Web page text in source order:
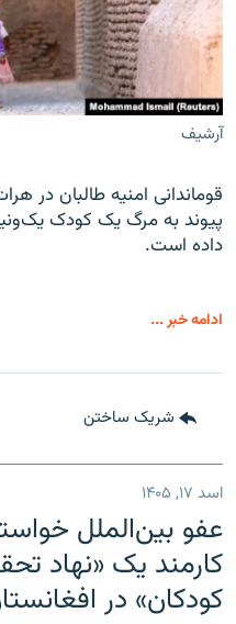
آرشیف
قوماندانی امنیه طالبان در
پیوند به مرگ یک کودک
داده است.
ادامه خبر ...
شریک ساختن
اسد ۱۷, ۱۴۰۵
عفو بین‌الملل
کارمند یک «نهاد
کودکان» در